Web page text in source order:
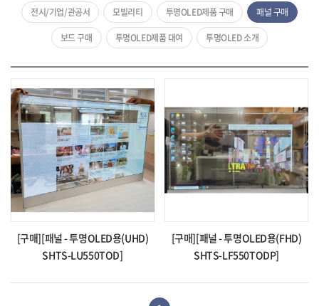
전시/기업/관공서
모빌리티 투명OLED제품 구매
패널 구매
보드 구매
투명OLED제품 대여 투명OLED 소개
[구매][패널 - 투명OLED용(UHD)
SHTS-LU550TOD]
[구매][패널 - 투명OLED용(FHD)
SHTS-LF550TODP]